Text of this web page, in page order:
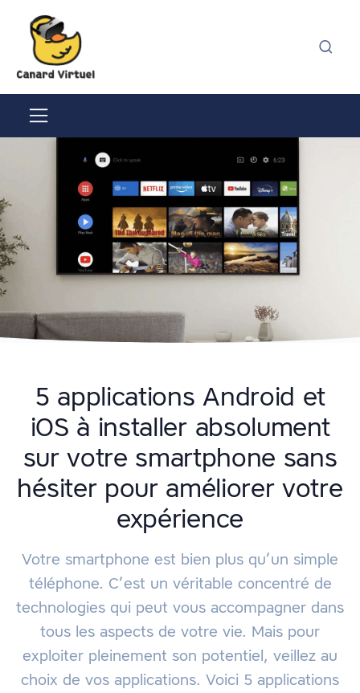
5 applications Android et
iOS à installer absolument
sur votre smartphone sans
hésiter pour améliorer votre
expérience
Votre smartphone est bien plus qu’un simple
téléphone. C’est un véritable concentré de
technologies qui peut vous accompagner dans
tous les aspects de votre vie. Mais pour
exploiter pleinement son potentiel, veillez au
choix de vos applications. Voici 5 applications